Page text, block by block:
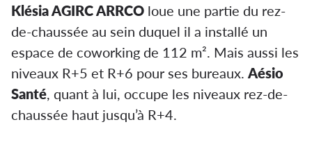
Klésia AGIRC ARRCO loue une partie du rez-
de-chaussée au sein duquel il a installé un
espace de coworking de 112 m². Mais aussi les
niveaux R+5 et R+6 pour ses bureaux. Aésio
Santé, quant à lui, occupe les niveaux rez-de-
chaussée haut jusqu’à R+4.